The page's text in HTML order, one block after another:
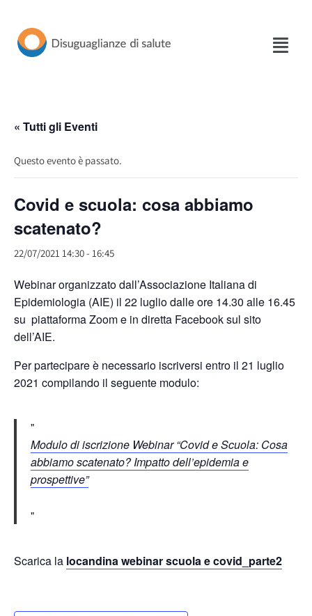
Vai
« Tutti gli Eventi
Questo evento è passato.
Covid e scuola: cosa abbiamo
scatenato?
22/07/2021 14:30- 16:45
Webinar organizzato dall’Associazione Italiana di
Epidemiologia (AIE) il 22 luglio dalle ore 14.30 alle 16.45
su piattaforma Zoom e in diretta Facebook sul sito
dell’AIE.
Per partecipare è necessario iscriversi entro il 21 luglio
2021 compilando il seguente modulo:
Modulo di iscrizione Webinar “Covid e Scuola: Cosa
abbiamo scatenato? Impatto dell’epidemia e
prospettive”
Scarica la locandina webinar scuola e covid_parte2